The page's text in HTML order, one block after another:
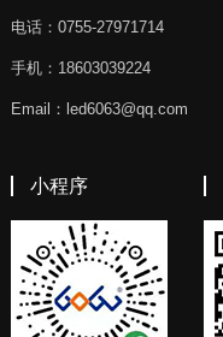
电话：0755-27971714
手机：18603039224
Email：led6063@qq.com
小程序